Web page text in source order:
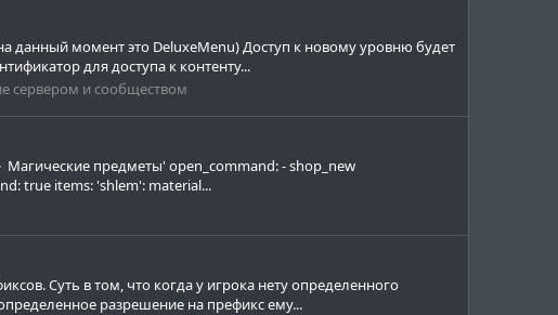
данный момент это DeluxeMenu) Доступ к новому уровню будет
для доступа к контенту...
сервером и сообществом
предметы' open_command: - shop_new
true items: 'shlem': material...
Суть в том, что когда у игрока нету определенного
разрешение на префикс ему...